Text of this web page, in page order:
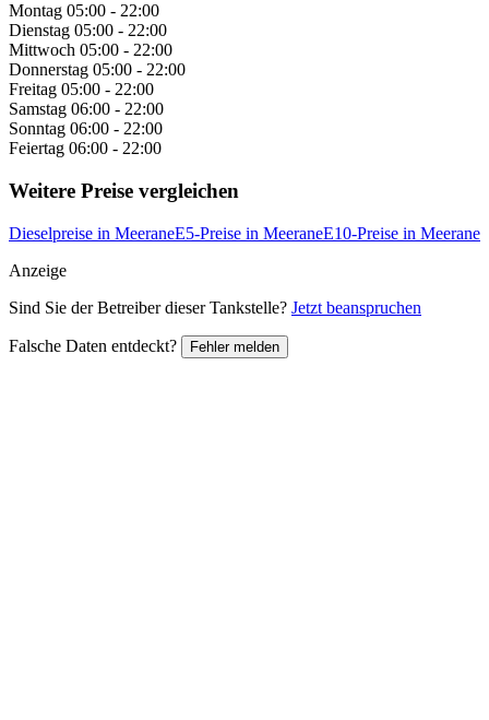
Montag 05:00 - 22:00
Dienstag 05:00 - 22:00
Mittwoch 05:00 - 22:00
Donnerstag 05:00 - 22:00
Freitag 05:00 - 22:00
Samstag 06:00 - 22:00
Sonntag 06:00 - 22:00
Feiertag 06:00 - 22:00
Weitere Preise vergleichen
Dieselpreise in MeeraneE5-Preise in MeeraneE10-Preise in Meerane
Anzeige
Sind Sie der Betreiber dieser Tankstelle? Jetzt beanspruchen
Falsche Daten entdeckt? Fehler melden